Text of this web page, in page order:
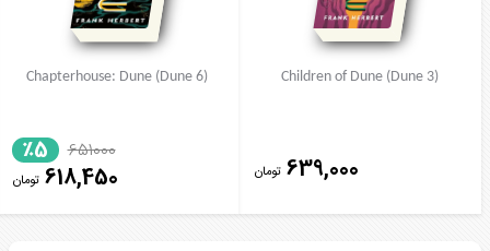
Children of Dune (Dune 3)
639,000 تومان
Chapterhouse: Dune (Dune 6)
651000
٪5
618,450 تومان